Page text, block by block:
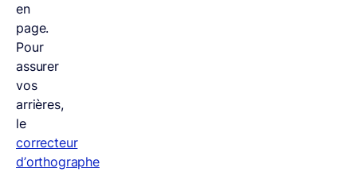
en
page.
Pour
assurer
vos
arrières,
le
correcteur
d’orthographe